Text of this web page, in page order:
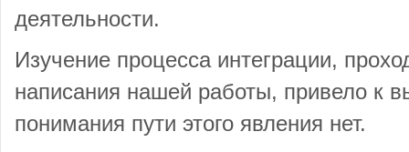
деятельности.
Изучение процесса интеграции,
написания нашей работы, привело к
понимания пути этого явления нет.